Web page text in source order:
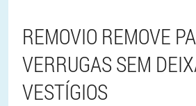
REMOVIO REMOVE
VERRUGAS SEM
VESTÍGIOS